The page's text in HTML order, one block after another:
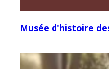
Musée d'histoire